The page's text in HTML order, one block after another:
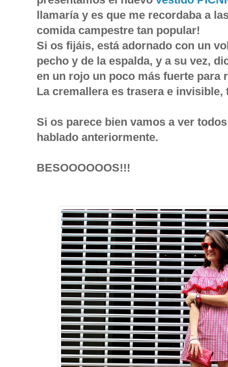
llamaría y es que me recordaba a
comida campestre tan popular!
Si os fijáis, está adornado con un
pecho y de la espalda, y a su vez,
en un rojo un poco más fuerte para
La cremallera es trasera e
Si os parece bien vamos a ver
hablado anteriormente.
BESOOOOOOS!!!